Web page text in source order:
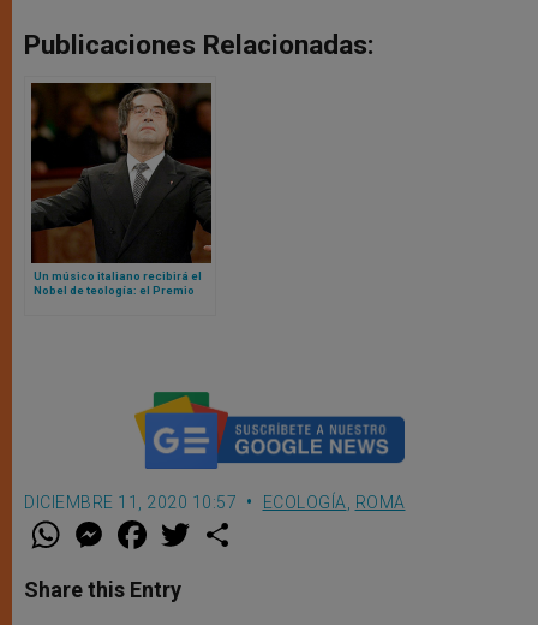
Publicaciones Relacionadas:
Un músico italiano recibirá el
Nobel de teología: el Premio
DICIEMBRE 11, 2020 10:57 ECOLOGÍA ROMA
W
t
s
M
e
s
e
F
a
e
b
w
Share this Entry